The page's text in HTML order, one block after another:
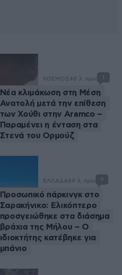
ΚΟΣΜΟΣ48 λ. πριν 1
Νέα κλιμάκωση στη Μέση
Ανατολή μετά την επίθεση
των Χούθι στην Aramco –
Παραμένει η ένταση στα
Στενά του Ορμούζ
ΕΛΛΑΔΑ49 λ. πριν 9
Προσωπικό πάρκινγκ στο
Σαρακήνικο: Ελικόπτερο
προσγειώθηκε στα διάσημα
βράχια της Μήλου – Ο
ιδιοκτήτης κατέβηκε για
μπάνιο